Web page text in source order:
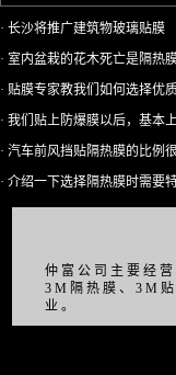
· 长沙将推广建筑物玻璃贴膜
· 室内盆栽的花木死亡是隔热
· 贴膜专家教我们如何选择优
· 我们贴上防爆膜以后，基本
· 汽车前风挡贴隔热膜的比例
· 介绍一下选择隔热膜时需要
仲富公司主要经
3M隔热膜、3M
业。